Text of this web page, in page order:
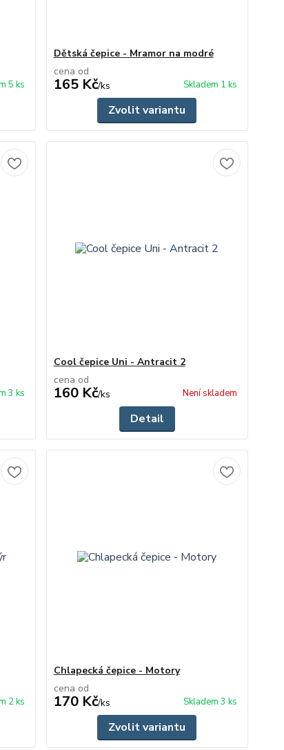
5 ks
Dětská čepice - Mramor na modré
cena od
165 Kč/ks Skladem 1 ks
Zvolit variantu
3 ks
Cool čepice Uni - Antracit 2
cena od
160 Kč/ks Není skladem
Detail
2 ks
Chlapecká čepice - Motory
cena od
170 Kč/ks Skladem 3 ks
Zvolit variantu